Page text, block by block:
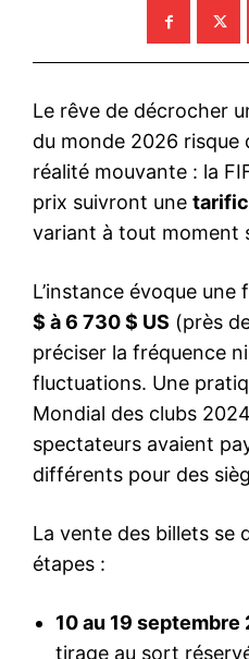
Le rêve de décrocher
du monde 2026 risque
réalité mouvante : la
prix suivront une
variant à tout moment
L’instance évoque
$ à 6 730 $ US (près
préciser la fréquence ni
fluctuations. Une
Mondial des clubs
spectateurs avaient
différents pour des
La vente des billets se
étapes :
10 au 19 septembre
tirage au sort